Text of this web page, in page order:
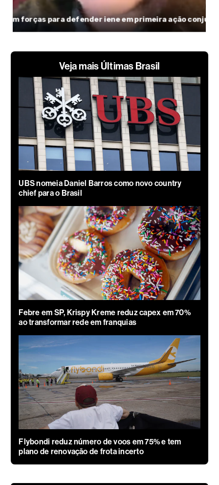
Veja mais Últimas Brasil
UBS nomeia Daniel Barros como novo country
chief para o Brasil
Febre em SP, Krispy Kreme reduz capex em 70%
ao transformar rede em franquias
Flybondi reduz número de voos em 75% e tem
plano de renovação de frota incerto